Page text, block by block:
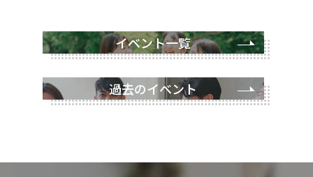
イベント一覧
過去のイベント